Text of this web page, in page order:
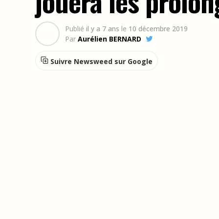
Publié il y a 7 ans le 10 décembre 2019
Par Aurélien BERNARD
Suivre Newsweed sur Google